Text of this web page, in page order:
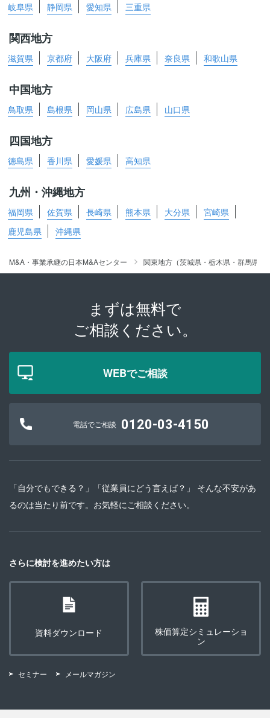
岐阜県 静岡県 愛知県 三重県
関西地方
滋賀県 京都府 大阪府 兵庫県 奈良県 和歌山県
中国地方
鳥取県 島根県 岡山県 広島県 山口県
四国地方
徳島県 香川県 愛媛県 高知県
九州・沖縄地方
福岡県 佐賀県 長崎県 熊本県 大分県
宮崎県
鹿児島県
沖縄県
M&A・事業承継の日本M&Aセンター 関東地方（茨城県・栃木県・群馬県
まずは無料で
ご相談ください。
WEBでご相談
電話でご相談 0120-03-4150
「自分でもできる？」「従業員にどう言えば？」 そんな不安があ
るのは当たり前です。お気軽にご相談ください。
さらに検討を進めたい方は
資料ダウンロード
株価算定シミュレーショ
ン
セミナー メールマガジン